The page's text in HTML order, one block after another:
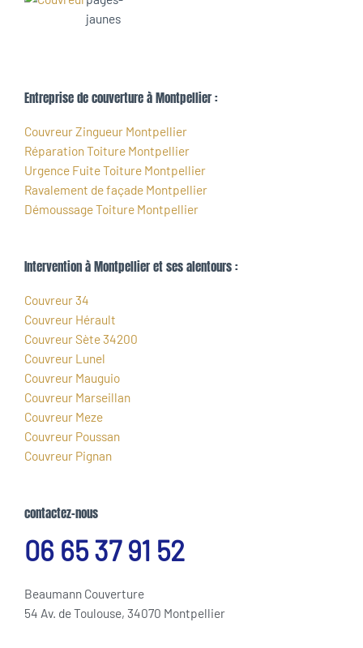
Entreprise de couverture à Montpellier :
Couvreur Zingueur Montpellier
Réparation Toiture Montpellier
Urgence Fuite Toiture Montpellier
Ravalement de façade Montpellier
Démoussage Toiture Montpellier
Intervention à Montpellier et ses alentours :
Couvreur 34
Couvreur Hérault
Couvreur Sète 34200
Couvreur Lunel
Couvreur Mauguio
Couvreur Marseillan
Couvreur Meze
Couvreur Poussan
Couvreur Pignan
contactez-nous
06 65 37 91 52
Beaumann Couverture
54 Av. de Toulouse, 34070 Montpellier